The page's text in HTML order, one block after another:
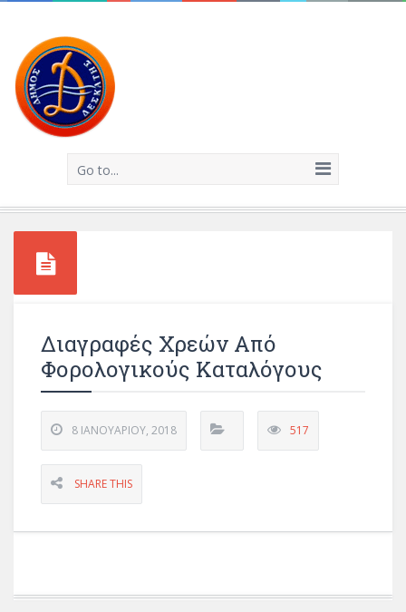
Go to...
Διαγραφές Χρεών Από
Φορολογικούς Καταλόγους
8 ΙΑΝΟΥΑΡΊΟΥ, 2018 517
SHARE THIS